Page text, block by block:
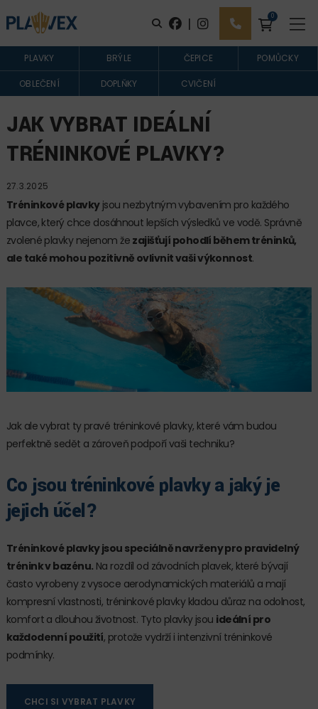
| 0
PLAVKY BRÝLE ČEPICE POMŮCKY
OBLEČENÍ DOPLŇKY CVIČENÍ
JAK VYBRAT IDEÁLNÍ
TRÉNINKOVÉ PLAVKY?
27.3.2025
Tréninkové plavkyjsou nezbytným vybavením pro každého
plavce, který chce dosáhnout lepších výsledků ve vodě. Správně
zvolené plavky nejenom že zajišťují pohodlí během tréninků,
ale také mohou pozitivně ovlivnit vaši výkonnost.
Jak ale vybrat ty pravé tréninkové plavky, které vám budou
perfektně sedět a zároveň podpoří vaši techniku?
Co jsou tréninkové plavky a jaký je
jejich účel?
Tréninkové plavky jsou speciálně navrženy pro pravidelný
trénink v bazénu. Na rozdíl od závodních plavek, které bývají
často vyrobeny z vysoce aerodynamických materiálů a mají
kompresní vlastnosti, tréninkové plavky kladou důraz na odolnost,
komfort a dlouhou životnost. Tyto plavky jsou ideální pro
každodenní použití, protože vydrží i intenzivní tréninkové
podmínky.
CHCI SI VYBRAT PLAVKY